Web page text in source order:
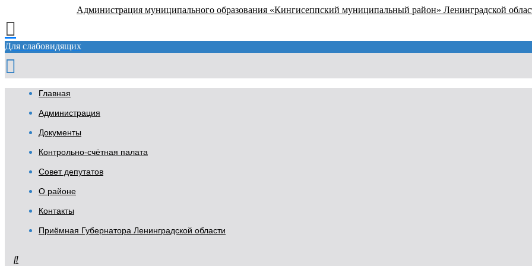
Администрация муниципального образования «Кингисеппский муниципальный район» Ленинградской
Для слабовидящих
Главная
Администрация
Документы
Контрольно-счётная палата
Совет депутатов
О районе
Контакты
Приёмная Губернатора Ленинградской области